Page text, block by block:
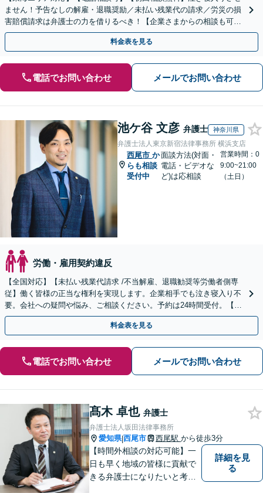
ません！予告なしの解雇・退職奨励／未払い残業代の請求／労災の損
害賠償請求は弁護士の力を借りるべき！【企業さまからの相談も可】
従業員トラブルは、慎重な対処が必要です【完全個室】
料金表を見る
電話でお問い合わせ メールでお問い合わせ
池ケ谷 文彦 弁護士 神奈川県
弁護士法人東京新宿法律事務所 横浜支店
西尾市 か
らも相談
受付中
面談方法(対面・
電話・ビデオな
ど)は応相談
営業時間：0
9:00~21:00
（土日）
労働・雇用契約違反
【全国対応】【未払い残業代請求 /不当解雇、退職勧奨等労働者側専
従】働く皆様の正当な権利を実現します。企業相手でも泣き寝入り不
要。会社への疑問や悩み、ご相談ください。予約は24時間受付。【初
回面談無料】【夜間・休日対応可】
料金表を見る
電話でお問い合わせ メールでお問い合わせ
髙木 卓也 弁護士
弁護士法人坂田法律事務所
愛知県|西尾市 西尾駅 から徒歩3分
【時間外相談の対応可能】一
日も早く地域の皆様に貢献で
きる弁護士になりたいと考え
詳細を見
る